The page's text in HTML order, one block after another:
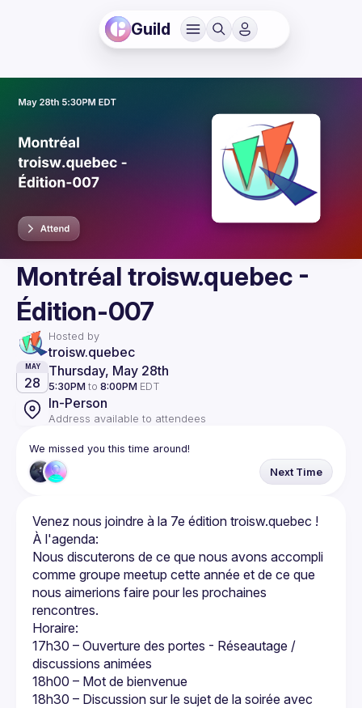
Guild
Montréal troisw.quebec -
Édition-007
Hosted by
troisw.quebec
MAY
28
Thursday, May 28th
5:30PM to 8:00PM EDT
In-Person
Address available to attendees
We missed you this time around!
Next Time
Nous discuterons de ce que nous avons accompli
comme groupe meetup cette année et de ce que
nous aimerions faire pour les prochaines
17h30 – Ouverture des portes - Réseautage /
discussions animées
18h00 – Mot de bienvenue
18h30 – Discussion sur le sujet de la soirée avec